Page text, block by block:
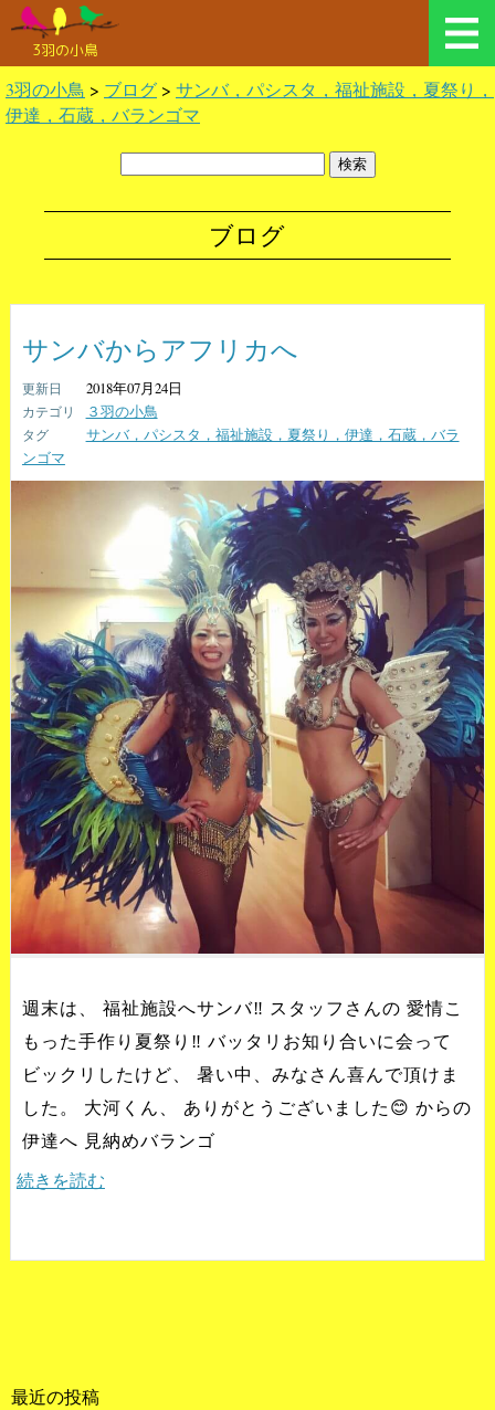
3羽の小鳥
3羽の小鳥 > ブログ > サンバ，パシスタ，福祉施設，夏祭り，
伊達，石蔵，バランゴマ
ブログ
サンバからアフリカへ
2018年07月24日
３羽の小鳥
サンバ，パシスタ，福祉施設，夏祭り，伊達，石蔵，バラ
ンゴマ
週末は、 福祉施設へサンバ‼️ スタッフさんの 愛情こ
もった手作り夏祭り‼️ バッタリお知り合いに会って
ビックリしたけど、 暑い中、みなさん喜んで頂けま
した。 大河くん、 ありがとうございました😊 からの
伊達へ 見納めバランゴ
続きを読む
最近の投稿